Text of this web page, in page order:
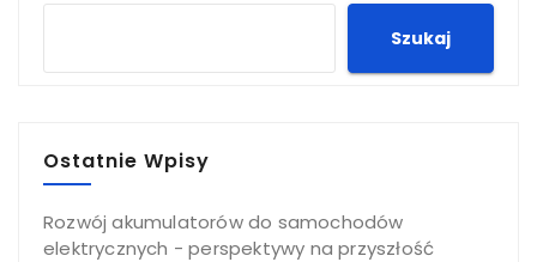
Szukaj
Ostatnie Wpisy
Rozwój akumulatorów do samochodów
elektrycznych - perspektywy na przyszłość